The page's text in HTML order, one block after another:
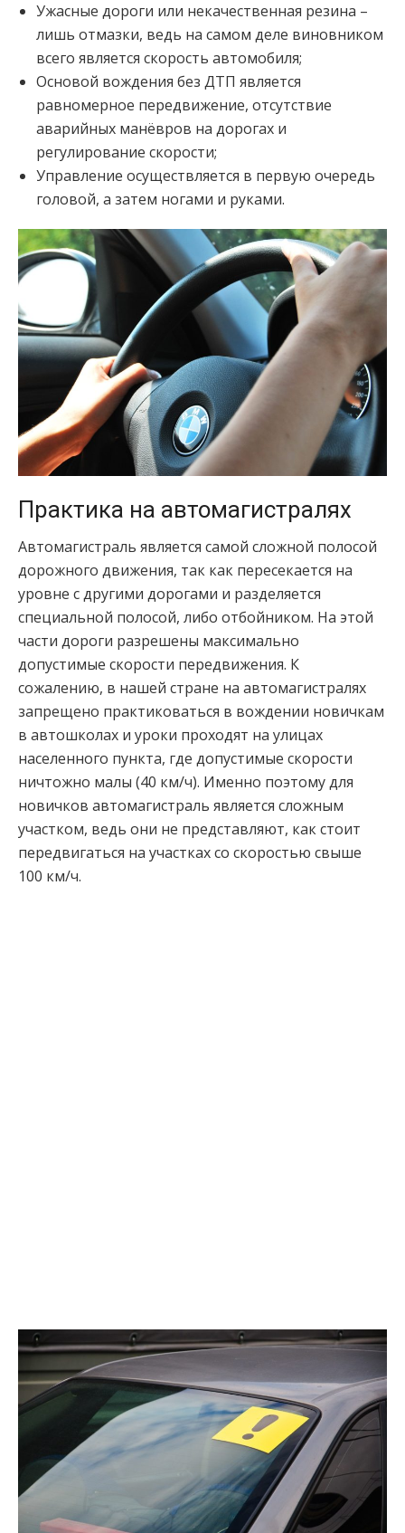
Ужасные дороги или некачественная резина –
лишь отмазки, ведь на самом деле виновником
всего является скорость автомобиля;
Основой вождения без ДТП является
равномерное передвижение, отсутствие
аварийных манёвров на дорогах и
регулирование скорости;
Управление осуществляется в первую очередь
головой, а затем ногами и руками.
Практика на автомагистралях
Автомагистраль является самой сложной полосой
дорожного движения, так как пересекается на
уровне с другими дорогами и разделяется
специальной полосой, либо отбойником. На этой
части дороги разрешены максимально
допустимые скорости передвижения. К
сожалению, в нашей стране на автомагистралях
запрещено практиковаться в вождении новичкам
в автошколах и уроки проходят на улицах
населенного пункта, где допустимые скорости
ничтожно малы (40 км/ч). Именно поэтому для
новичков автомагистраль является сложным
участком, ведь они не представляют, как стоит
передвигаться на участках со скоростью свыше
100 км/ч.